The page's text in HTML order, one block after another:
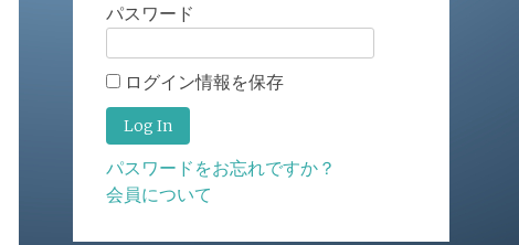
パスワード
ログイン情報を保存
パスワードをお忘れですか？
会員について